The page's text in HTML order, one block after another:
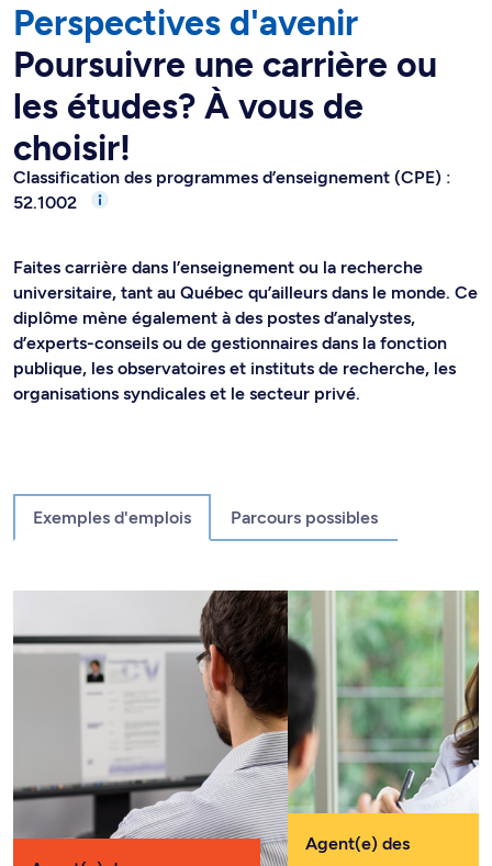
Perspectives d'avenir
Poursuivre une carrière ou
les études? À vous de
choisir!
Classification des programmes d’enseignement (CPE) :
52.1002
Faites carrière dans l’enseignement ou la recherche
universitaire, tant au Québec qu’ailleurs dans le monde. Ce
diplôme mène également à des postes d’analystes,
d’experts-conseils ou de gestionnaires dans la fonction
publique, les observatoires et instituts de recherche, les
organisations syndicales et le secteur privé.
Exemples d'emplois Parcours possibles
Agent(e) des